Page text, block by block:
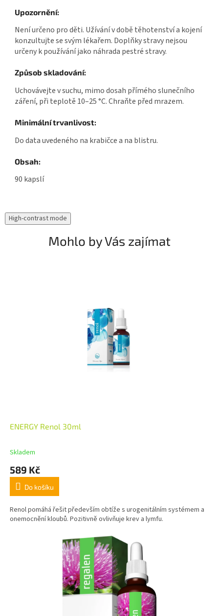
Upozornění:
Není určeno pro děti. Užívání v době těhotenství a kojení
konzultujte se svým lékařem. Doplňky stravy nejsou
určeny k používání jako náhrada pestré stravy.
Způsob skladování:
Uchovávejte v suchu, mimo dosah přímého slunečního
záření, při teplotě 10–25 °C. Chraňte před mrazem.
Minimální trvanlivost:
Do data uvedeného na krabičce a na blistru.
Obsah:
90 kapslí
High-contrast mode
Mohlo by Vás zajímat
ENERGY Renol 30ml
Skladem
589 Kč
Do košíku
Renol pomáhá řešit především obtíže s urogenitálním systémem a
onemocnění kloubů. Pozitivně ovlivňuje krev a lymfu.